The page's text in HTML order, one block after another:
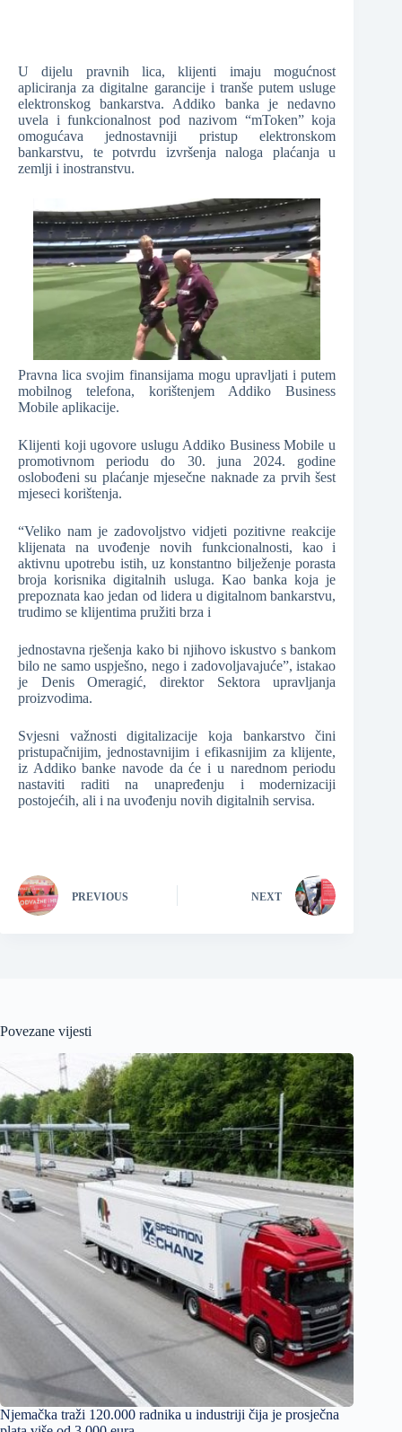
U dijelu pravnih lica, klijenti imaju mogućnost
apliciranja za digitalne garancije i tranše putem usluge
elektronskog bankarstva. Addiko banka je nedavno
uvela i funkcionalnost pod nazivom “mToken” koja
omogućava jednostavniji pristup elektronskom
bankarstvu, te potvrdu izvršenja naloga plaćanja u
zemlji i inostranstvu.
Pravna lica svojim finansijama mogu upravljati i putem
mobilnog telefona, korištenjem Addiko Business
Mobile aplikacije.
Klijenti koji ugovore uslugu Addiko Business Mobile u
promotivnom periodu do 30. juna 2024. godine
oslobođeni su plaćanje mjesečne naknade za prvih šest
mjeseci korištenja.
“Veliko nam je zadovoljstvo vidjeti pozitivne reakcije
klijenata na uvođenje novih funkcionalnosti, kao i
aktivnu upotrebu istih, uz konstantno bilježenje porasta
broja korisnika digitalnih usluga. Kao banka koja je
prepoznata kao jedan od lidera u digitalnom bankarstvu,
trudimo se klijentima pružiti brza i
jednostavna rješenja kako bi njihovo iskustvo s bankom
bilo ne samo uspješno, nego i zadovoljavajuće”, istakao
je Denis Omeragić, direktor Sektora upravljanja
proizvodima.
Svjesni važnosti digitalizacije koja bankarstvo čini
pristupačnijim, jednostavnijim i efikasnijim za klijente,
iz Addiko banke navode da će i u narednom periodu
nastaviti raditi na unapređenju i modernizaciji
postojećih, ali i na uvođenju novih digitalnih servisa.
PREVIOUS NEXT
Povezane vijesti
Njemačka traži 120.000 radnika u industriji čija je prosječna